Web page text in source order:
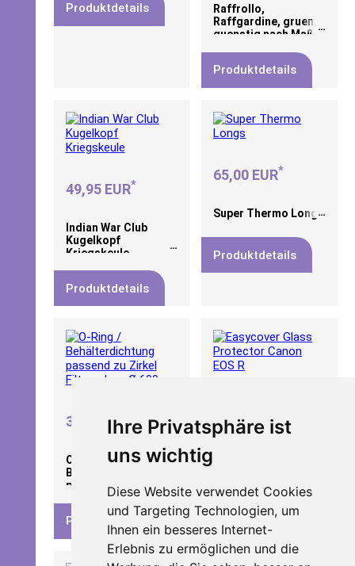
Ihre Privatsphäre ist
uns wichtig
Diese Website verwendet Cookies
und Targeting Technologien, um
Ihnen ein besseres Internet-
Erlebnis zu ermöglichen und die
Produktdetails
Raffrollo,
Raffgardine, gruen,
guenstig nach Maß
Produktdetails
49,95 EUR*
Indian War Club
Kugelkopf
Kriegskeule
Produktdetails
65,00 EUR*
Super Thermo Longs
Produktdetails
39,90 EUR
O-Ring /
Behälterdichtung
passend zu Zirkel
Filteranlage,Ø 600
Produktdetails
14,99 EUR*
Produktdetails